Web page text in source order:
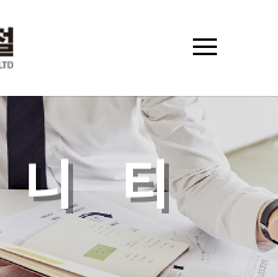
니 티